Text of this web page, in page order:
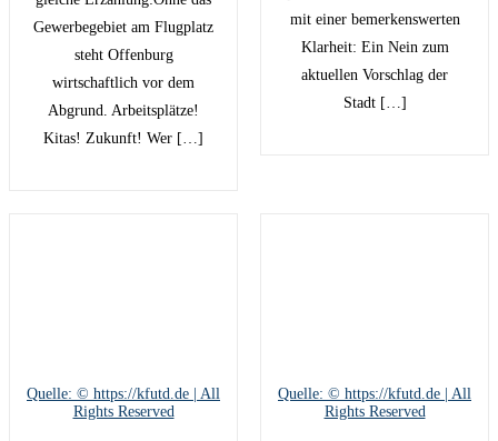
Gewerbegebiet am Flugplatz
steht Offenburg
wirtschaftlich vor dem
Abgrund. Arbeitsplätze!
Kitas! Zukunft! Wer […]
mit einer bemerkenswerten
Klarheit: Ein Nein zum
aktuellen Vorschlag der
Stadt […]
Quelle: © https://kfutd.de | All
Rights Reserved
Quelle: © https://kfutd.de | All
Rights Reserved